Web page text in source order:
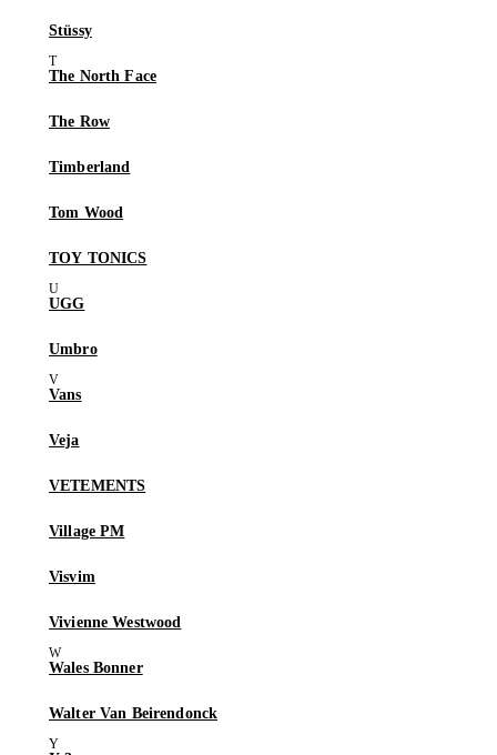
Stüssy
The North Face
The Row
Timberland
Tom Wood
TOY TONICS
UGG
Umbro
Vans
Veja
VETEMENTS
Village PM
Visvim
Vivienne Westwood
Wales Bonner
Walter Van Beirendonck